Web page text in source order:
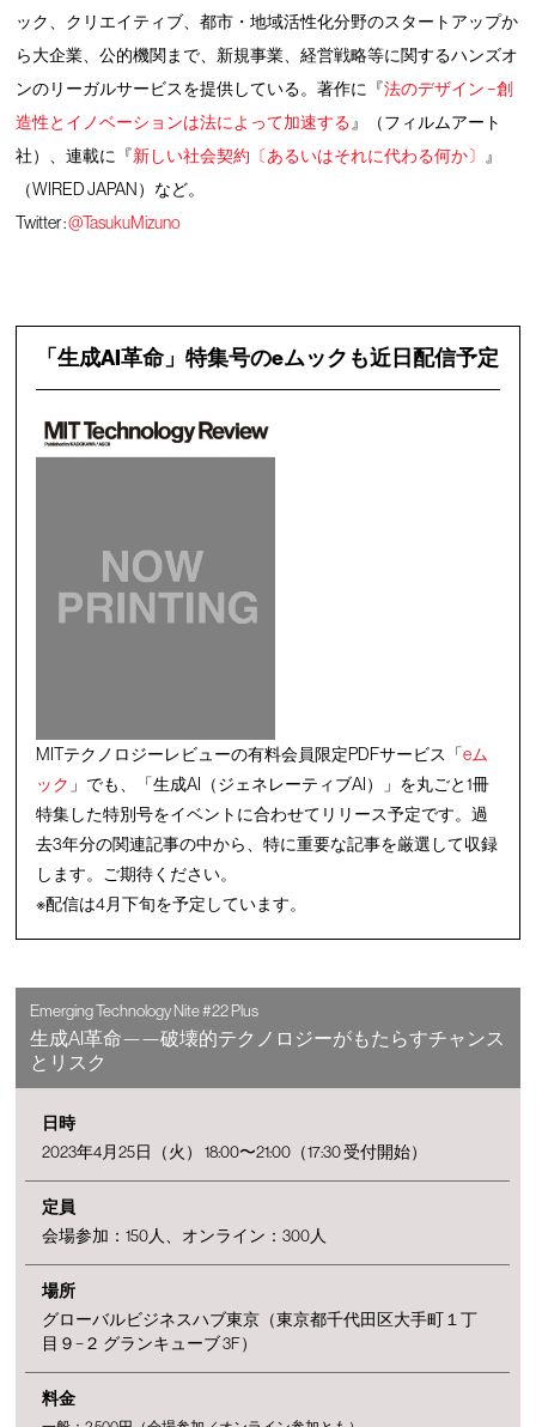
ック、クリエイティブ、都市・地域活性化分野のスタートアップか
ら大企業、公的機関まで、新規事業、経営戦略等に関するハンズオ
ンのリーガルサービスを提供している。著作に『法のデザイン −創
造性とイノベーションは法によって加速する 』（フィルムアート
社）、連載に『新しい社会契約〔あるいはそれに代わる何か〕
』
（WIRED JAPAN）など。
Twitter :@TasukuMizuno
「生成AI革命」特集号のeムックも近日配信予定
MITテクノロジーレビューの有料会員限定PDFサービス「eム
ック 」でも、「生成AI（ジェネレーティブAI）」を丸ごと1冊
特集した特別号をイベントに合わせてリリース予定です。過
去3年分の関連記事の中から、特に重要な記事を厳選して収録
します。ご期待ください。
※配信は4月下旬を予定しています。
Emerging Technology Nite #22 Plus
生成AI革命——破壊的テクノロジーがもたらすチャンス
とリスク
日時
2023年4月25日（火） 18:00〜21:00（17:30 受付開始）
定員
会場参加：150人、オンライン：300人
場所
グローバルビジネスハブ東京（東京都千代田区大手町１丁
目９−２ グランキューブ 3F）
料金